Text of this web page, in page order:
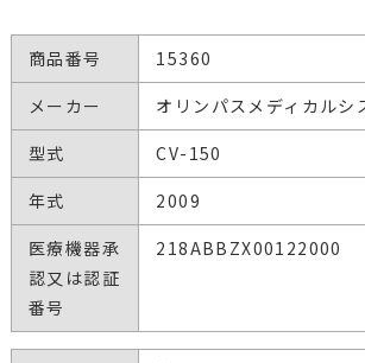
商品番号
15360
メーカー
オリンパスメディカルシ
型式
CV-150
年式
2009
医療機器承
認又は認証
番号
218ABBZX00122000